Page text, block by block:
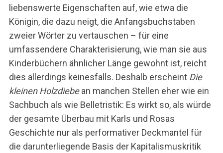
liebenswerte Eigenschaften auf, wie etwa die
Königin, die dazu neigt, die Anfangsbuchstaben
zweier Wörter zu vertauschen – für eine
umfassendere Charakterisierung, wie man sie aus
Kinderbüchern ähnlicher Länge gewohnt ist, reicht
dies allerdings keinesfalls. Deshalb erscheint Die
kleinen Holzdiebean manchen Stellen eher wie ein
Sachbuch als wie Belletristik: Es wirkt so, als würde
der gesamte Überbau mit Karls und Rosas
Geschichte nur als performativer Deckmantel für
die darunterliegende Basis der Kapitalismuskritik